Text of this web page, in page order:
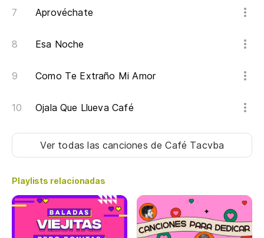
Aprovéchate
Esa Noche
Como Te Extraño Mi Amor
Ojala Que Llueva Café
Ver todas las canciones de Café Tacvba
Playlists relacionadas